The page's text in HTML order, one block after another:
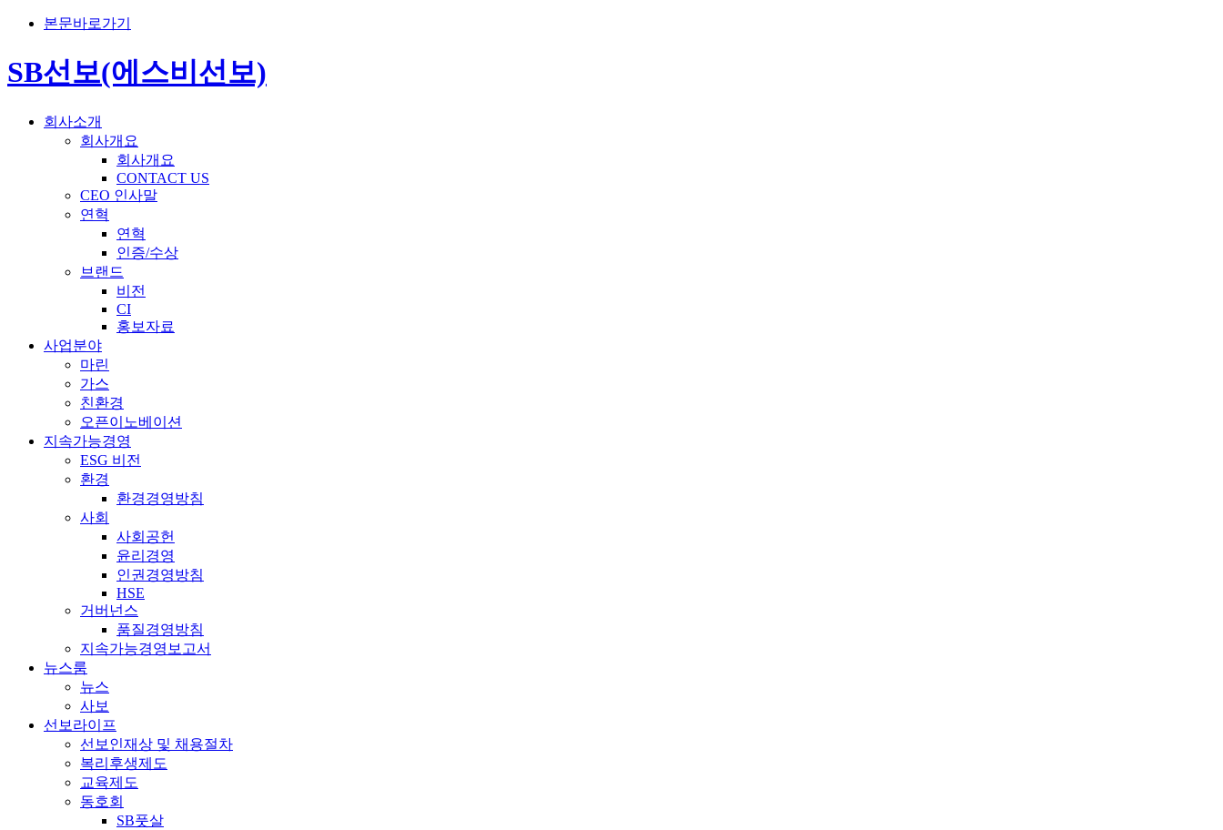
본문바로가기
SB선보(에스비선보)
회사소개
회사개요
회사개요
CONTACT US
CEO 인사말
연혁
연혁
인증/수상
브랜드
비전
CI
홍보자료
사업분야
마린
가스
친환경
오픈이노베이션
지속가능경영
ESG 비전
환경
환경경영방침
사회
사회공헌
윤리경영
인권경영방침
HSE
거버넌스
품질경영방침
지속가능경영보고서
뉴스룸
뉴스
사보
선보라이프
선보인재상 및 채용절차
복리후생제도
교육제도
동호회
SB풋살